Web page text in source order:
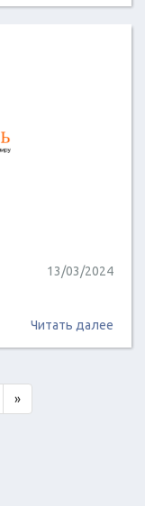
13/03/2024
Читать далее
»